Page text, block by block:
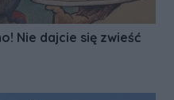
Nie dajcie się zwieść